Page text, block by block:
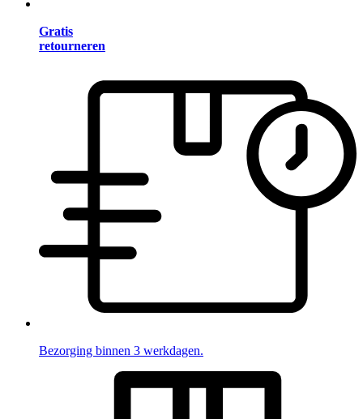
Gratis
retourneren
Bezorging binnen 3 werkdagen.